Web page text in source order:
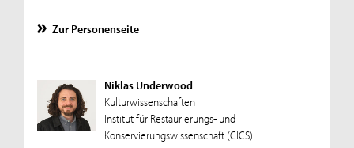
Zur Personenseite
Niklas Underwood
Kulturwissenschaften
Institut für Restaurierungs- und
Konservierungswissenschaft (CICS)